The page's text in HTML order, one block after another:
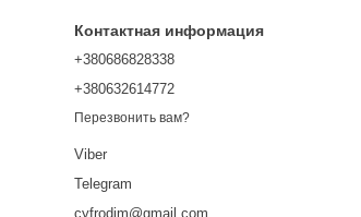
Контактная информация
+380686828338
+380632614772
Перезвонить вам?
Viber
Telegram
cyfrodim@gmail.com